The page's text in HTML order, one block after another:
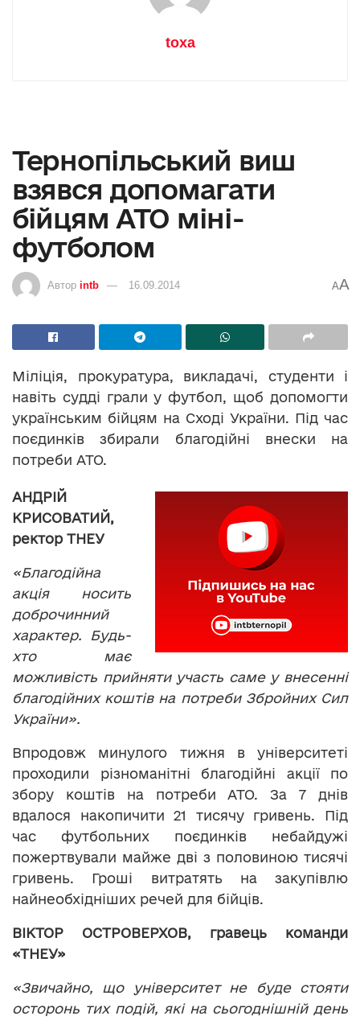
toxa
Тернопільський виш
взявся допомагати
бійцям АТО міні-
футболом
Автор intb 16.09.2014 AA
Міліція, прокуратура, викладачі, студенти і
навіть судді грали у футбол, щоб допомогти
українським бійцям на Сході України. Під час
поєдинків збирали благодійні внески на
потреби АТО.
АНДРІЙ
КРИСОВАТИЙ,
ректор ТНЕУ
«Благодійна
акція носить
доброчинний
характер. Будь-
хто має
можливість прийняти участь саме у внесенні
благодійних коштів на потреби Збройних Сил
України».
Впродовж минулого тижня в університеті
проходили різноманітні благодійні акції по
збору коштів на потреби АТО. За 7 днів
вдалося накопичити 21 тисячу гривень. Під
час футбольних поєдинків небайдужі
пожертвували майже дві з половиною тисячі
гривень. Гроші витратять на закупівлю
найнеобхідніших речей для бійців.
ВІКТОР ОСТРОВЕРХОВ, гравець команди
«ТНЕУ»
«Звичайно, що університет не буде стояти
осторонь тих подій, які на сьогоднішній день